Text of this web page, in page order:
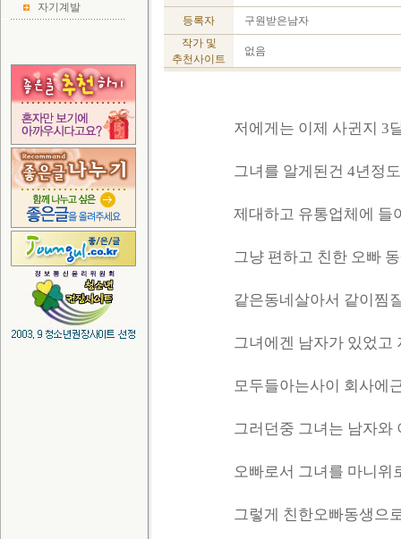
자기계발
등록자
구원받은남자
작가 및
추천사이트
없음
저에게는 이제 사귄지 3
그녀를 알게된건 4년정
제대하고 유통업체에 들
그냥 편하고 친한 오빠
같은동네살아서 같이찜
그녀에겐 남자가 있었고
모두들아는사이 회사에
그러던중 그녀는 남자와
오빠로서 그녀를 마니위
그렇게 친한오빠동생으